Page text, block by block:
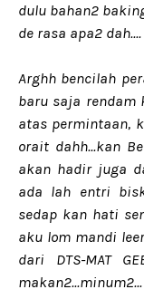
dulu bahan2
de rasa apa2 dah....
Arghh bencilah
baru saja rendam
atas permintaan,
orait dahh...kan
akan hadir juga
ada lah entri
sedap kan hati
aku lom mandi
dari DTS-MAT